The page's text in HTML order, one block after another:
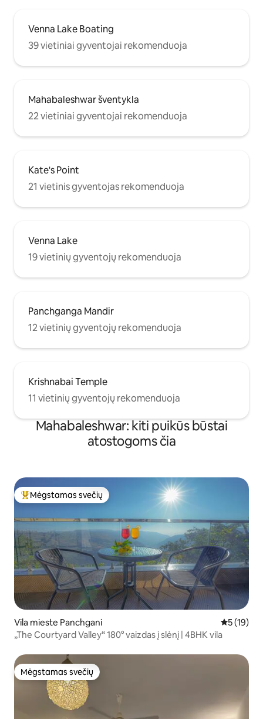
Venna Lake Boating
39 vietiniai gyventojai rekomenduoja
Mahabaleshwar šventykla
22 vietiniai gyventojai rekomenduoja
Kate's Point
21 vietinis gyventojas rekomenduoja
Venna Lake
19 vietinių gyventojų rekomenduoja
Panchganga Mandir
12 vietinių gyventojų rekomenduoja
Krishnabai Temple
11 vietinių gyventojų rekomenduoja
Mahabaleshwar: kiti puikūs būstai
atostogoms čia
Svečių mėgstamiausias
Mėgstamas svečių
Vila mieste Panchgani Vidutinis
5 (19)
„The Courtyard Valley“ 180° vaizdas į slėnį | 4BHK vila
Mėgstamas svečių
Mėgstamas svečių